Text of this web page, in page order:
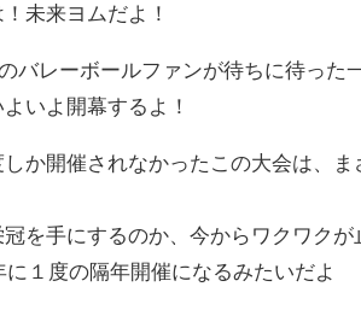
未来ヨムだよ！
バレーボールファンが待ちに待った
いよ開幕するよ！
か開催されなかったこの大会は、ま
を手にするのか、今からワクワクが
１度の隔年開催になるみたいだよ